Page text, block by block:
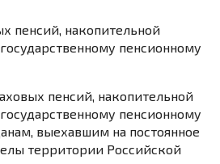
пенсий, накопительной
пенсионному
пенсий, накопительной
пенсионному
выехавшим на постоянное
территории Российской